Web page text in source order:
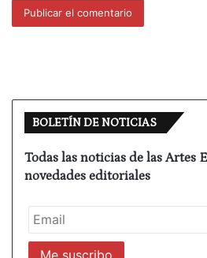
abortarlo por parte de las
más conocimiento de la
averiguar. ¿Preguntan para
cerciorarse de los
pues ese `procedimiento
con el espectador / lector que
modificar su posición con
BOLETÍN DE NOTICIAS
Todas las noticias de las Artes
novedades editoriales